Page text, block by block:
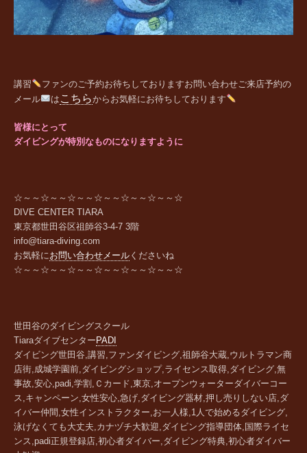
講習 ファンのご予約お待ちしておりますお問い合わせご来店予約の
メール
は こちらからお気軽にお待ちしております
皆様にとって
ダイビングが特別なものになりますように
☆～～☆～～☆～～☆～～☆～～☆～～☆
DIVE CENTER TIARA
東京都世田谷区祖師谷3-4-7 3階
info@tiara-diving.com
お気軽にお問い合わせメール くださいね
☆～～☆～～☆～～☆～～☆～～☆～～☆
世田谷のダイビングスクール
Tiaraダイブセンター PADI
ダイビング世田谷,講習,ファンダイビング,祖師谷大蔵,ウルトラマン商
店街,成城学園前,ダイビングショップ,ライセンス取得,ダイビング,無
事故,安心,padi,学割,Ｃカード,東京,オープンウォーターダイバーコー
ス,キャンペーン,女性安心,急げ,ダイビング器材,押し売りしない店,ダ
イバー仲間,女性インストラクター,お一人様,1人で始めるダイビング,
泳げなくても大丈夫,カナヅチ大歓迎,ダイビング指導団体,国際ライセ
ンス,padi正規登録店,初心者ダイバー,ダイビング特典,初心者ダイバー